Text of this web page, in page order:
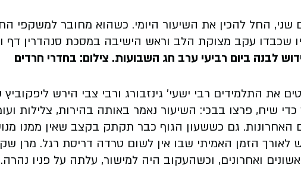
שני, החל להכין את השיעור היומי. כשהוא מחובר למשקפי
שכבדו עקב מצוקת הלב וראש הישיבה במסכת סנהדרין דף
לבנה ביום רביעי ערב חג השבועות. צילום: בחדרי חרדים
את התלמידים רבי ישעי' גינזבורג ורבי צבי הירש ליפקוביץ
שיח, פרצו בבכי: השיעור נאמר באותה בהירות, צלילות
האחרונות. גם כששעון הגוף כבר תקתק בקצב שאין ממנו
לאורך הזמן האמיתי שבו אין לשום טרדה דריסת רגל. מרן
ואחרונים, וכשהעקוב היה למישור, עלתה על פניו נהרה.